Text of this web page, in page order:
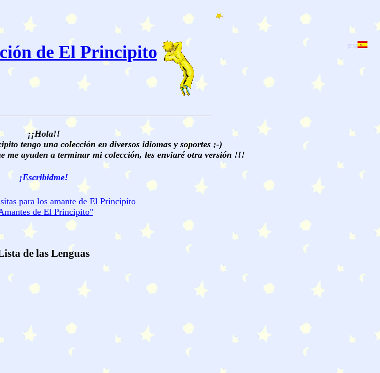
[ES]
de El Principito
¡¡Hola!!
tengo una colección en diversos idiomas y soportes ;-)
me ayuden a terminar mi colección, les enviaré otra versión !!!
¡Escribidme!
de El Principito"
de las Lenguas